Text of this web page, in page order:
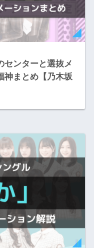
センターと選抜メ
神まとめ【乃木坂